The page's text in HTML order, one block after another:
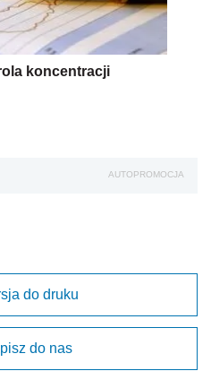
koncentracji
AUTOPROMOCJA
do druku
do nas